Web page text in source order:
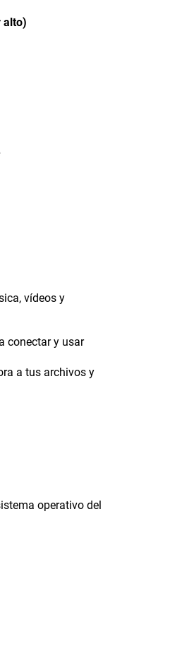
alto)
vídeos y
conectar y usar
a tus archivos y
operativo del